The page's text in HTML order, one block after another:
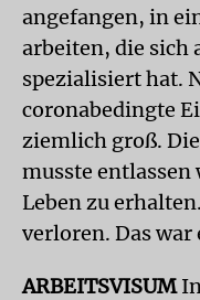
angefangen, in
arbeiten, die sich
spezialisiert hat.
coronabedingte
ziemlich groß.
musste entlassen
Leben zu
verloren. Das war
ARBEITSVISUM